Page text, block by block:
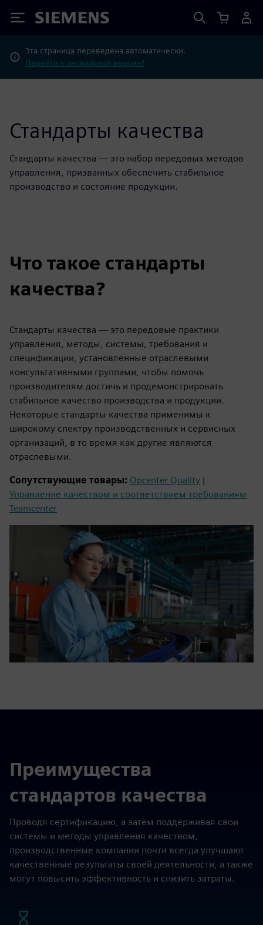
Siemens
Эта страница переведена автоматически.
Перейти к английской версии?
Стандарты качества
Стандарты качества — это набор передовых методов
управления, призванных обеспечить стабильное
производство и состояние продукции.
Что такое стандарты
качества?
Стандарты качества — это передовые практики
управления, методы, системы, требования и
спецификации, установленные отраслевыми
консультативными группами, чтобы помочь
производителям достичь и продемонстрировать
стабильное качество производства и продукции.
Некоторые стандарты качества применимы к
широкому спектру производственных и сервисных
организаций, в то время как другие являются
отраслевыми.
Сопутствующие товары: Opcenter Quality |
Управление качеством и соответствием требованиям
Teamcenter
Преимущества
стандартов качества
Проводя сертификацию, а затем поддерживая свои
системы и методы управления качеством,
производственные компании почти всегда улучшают
качественные результаты своей деятельности, а также
могут повысить эффективность и снизить затраты.